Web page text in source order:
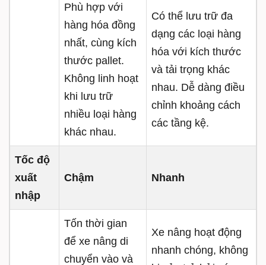
Phù hợp với
hàng hóa đồng
nhất, cùng kích
thước pallet.
Không linh hoạt
khi lưu trữ
nhiều loại hàng
khác nhau.
Có thể lưu trữ đa
dạng các loại hàng
hóa với kích thước
và tải trọng khác
nhau. Dễ dàng điều
chỉnh khoảng cách
các tầng kệ.
Tốc độ
xuất
nhập
Chậm Nhanh
Tốn thời gian
để xe nâng di
chuyển vào và
Xe nâng hoạt động
nhanh chóng, không